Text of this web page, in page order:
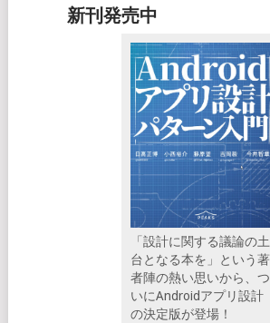
新刊発売中
「設計に関する議論の土
台となる本を」という著
者陣の熱い思いから、つ
いにAndroidアプリ設計
の決定版が登場！